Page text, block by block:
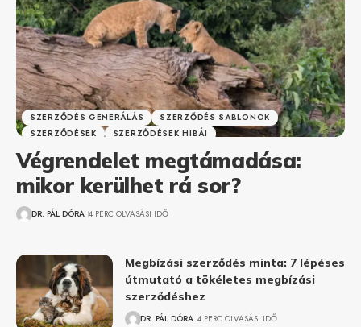
SZERZŐDÉS GENERÁLÁS
SZERZŐDÉS SABLONOK
SZERZŐDÉSEK
SZERZŐDÉSEK HIBÁI
Végrendelet megtámadása:
mikor kerülhet rá sor?
DR. PÁL DÓRA 4 PERC OLVASÁSI IDŐ
Megbízási szerződés minta: 7 lépéses
útmutató a tökéletes megbízási
szerződéshez
DR. PÁL DÓRA 4 PERC OLVASÁSI IDŐ